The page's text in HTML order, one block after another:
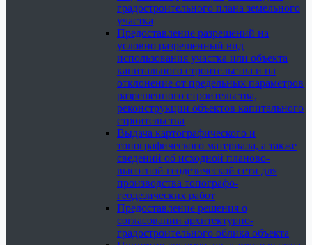
градостроительного плана земельного
участка
Предоставление разрешений на
условно разрешенный вид
использования участка или объекта
капитального строительства и на
отклонение от предельных параметров
разрешенного строительства,
реконструкции объектов капитального
строительства
Выдача картографического и
топографического материала, а также
сведений об исходной планово-
высотной геодезической сети для
производства топографо-
геодезических работ
Предоставление решения о
согласовании архитектурно-
градостроительного облика объекта